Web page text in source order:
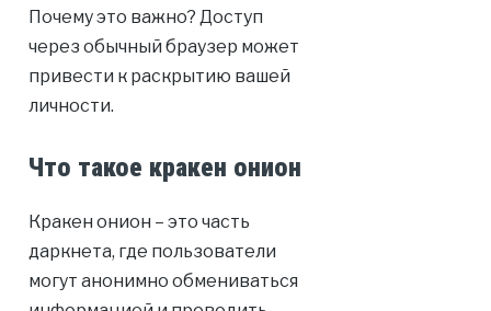
Почему это важно? Доступ
через обычный браузер может
привести к раскрытию вашей
личности.
Что такое кракен онион
Кракен онион – это часть
даркнета, где пользователи
могут анонимно обмениваться